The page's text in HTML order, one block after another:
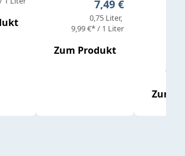
Regulärer Preis:
7,49 €
0,75 Liter
9,99 €* / 1 Liter
Zum Produkt
Zum